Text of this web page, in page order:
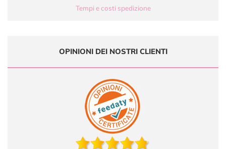
Tempi e costi spedizione
OPINIONI DEI NOSTRI CLIENTI